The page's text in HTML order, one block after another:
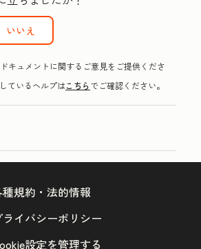
いいえ
キュメントに関するご意見をご提供くださ
ているヘルプはこちらでご確認ください。
規約・法的情報
ライバシーポリシー
設定を管理する